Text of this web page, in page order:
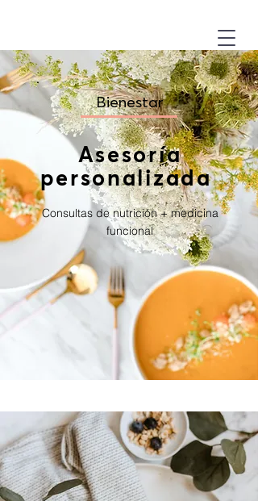
Bienestar
Asesoría
personalizada
Consultas de nutrición + medicina
funcional